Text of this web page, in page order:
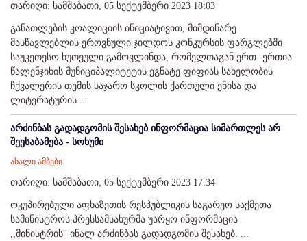
თარიღი: სამშაბათი, 05 სექტემბერი 2023 18:03
განათლების კოალიციის ინიციატივით, მიმდინარე
მასწავლებლის ეროვნული ჯილდოს კონკურსის ფარგლებში
საუკეთესო ხუთეული გამოვლინდა, რომელთაგან ერთ -ერთია
წალენჯიხის მუნიციპალიტეტის ეგნატე ფიფიას სახელობის
ჩქვალერის თემის საჯარო სკოლის ქართული ენისა და
ლიტერატურის ...
არძინბას გადადგომის შესახებ ინფორმაცია სიმართლეს არ
შეესაბამება - სოხუმი
ახალი ამბები
თარიღი: სამშაბათი, 05 სექტემბერი 2023 17:34
ოკუპირებული აფხაზეთის რესპუბლიკის საგარეო საქმეთა
სამინისტროს პრესსამსახურმა უარყო ინფორმაცია
,,მინისტრის'' ინალ არძინბას გადადგომის შესახებ. ...